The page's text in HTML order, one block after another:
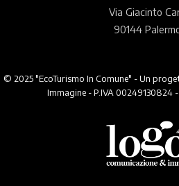
Via Giacinto
90144
© 2025 "EcoTurismo In Comune" - Un
Immagine - P.IVA 00249130824